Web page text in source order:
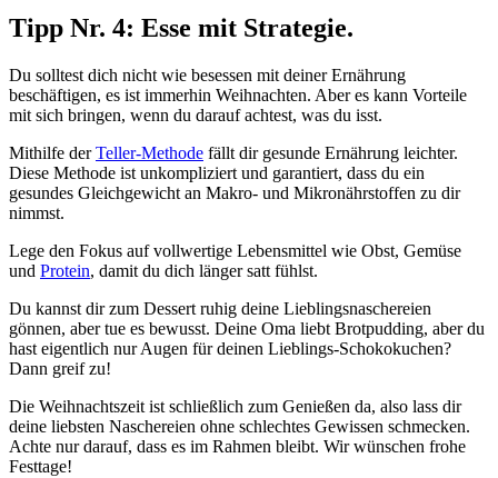
Tipp Nr. 4: Esse mit Strategie.
Du solltest dich nicht wie besessen mit deiner Ernährung
beschäftigen, es ist immerhin Weihnachten. Aber es kann Vorteile
mit sich bringen, wenn du darauf achtest, was du isst.
Mithilfe derTeller-Methode fällt dir gesunde Ernährung leichter.
Diese Methode ist unkompliziert und garantiert, dass du ein
gesundes Gleichgewicht an Makro- und Mikronährstoffen zu dir
nimmst.
Lege den Fokus auf vollwertige Lebensmittel wie Obst, Gemüse
und Protein, damit du dich länger satt fühlst.
Du kannst dir zum Dessert ruhig deine Lieblingsnaschereien
gönnen, aber tue es bewusst. Deine Oma liebt Brotpudding, aber du
hast eigentlich nur Augen für deinen Lieblings-Schokokuchen?
Dann greif zu!
Die Weihnachtszeit ist schließlich zum Genießen da, also lass dir
deine liebsten Naschereien ohne schlechtes Gewissen schmecken.
Achte nur darauf, dass es im Rahmen bleibt. Wir wünschen frohe
Festtage!